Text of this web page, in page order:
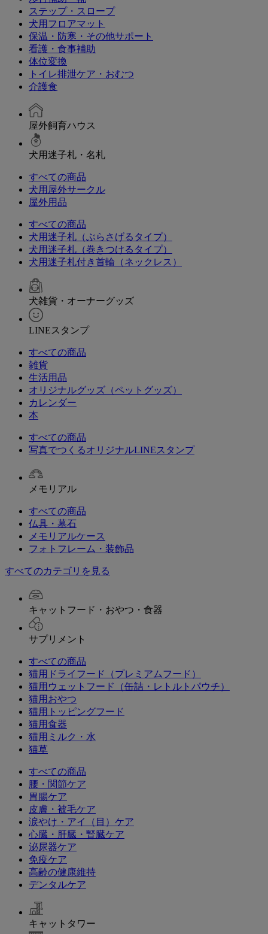
ステップ・スロープ
犬用フロアマット
保温・防寒・その他サポート
看護・食事補助
体位変換
トイレ排泄ケア・おむつ
介護食
屋外飼育ハウス
犬用迷子札・名札
すべての商品
犬用屋外サークル
屋外用品
すべての商品
犬用迷子札（ぶらさげるタイプ）
犬用迷子札（巻きつけるタイプ）
犬用迷子札付き首輪（ネックレス）
犬雑貨・オーナーグッズ
LINEスタンプ
すべての商品
雑貨
生活用品
オリジナルグッズ（ペットグッズ）
カレンダー
本
すべての商品
写真でつくるオリジナルLINEスタンプ
メモリアル
すべての商品
仏具・墓石
メモリアルケース
フォトフレーム・装飾品
すべてのカテゴリを見る
キャットフード・おやつ・食器
サプリメント
すべての商品
猫用ドライフード（プレミアムフード）
猫用ウェットフード（缶詰・レトルトパウチ）
猫用おやつ
猫用トッピングフード
猫用食器
猫用ミルク・水
猫草
すべての商品
腰・関節ケア
胃腸ケア
皮膚・被毛ケア
涙やけ・アイ（目）ケア
心臓・肝臓・腎臓ケア
泌尿器ケア
免疫ケア
高齢の健康維持
デンタルケア
キャットタワー